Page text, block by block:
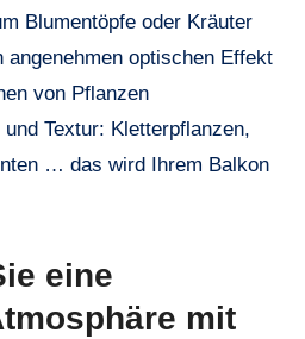
Blumentöpfe oder Kräuter
angenehmen optischen Effekt
von Pflanzen
Textur: Kletterpflanzen,
… das wird Ihrem Balkon
eine
mit